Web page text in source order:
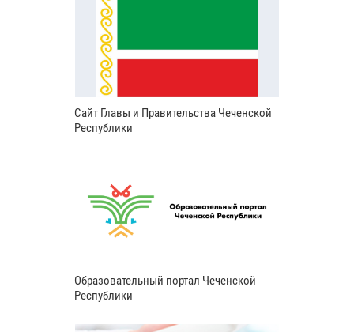
Сайт Главы и Правительства Чеченской
Республики
Образовательный портал Чеченской
Республики